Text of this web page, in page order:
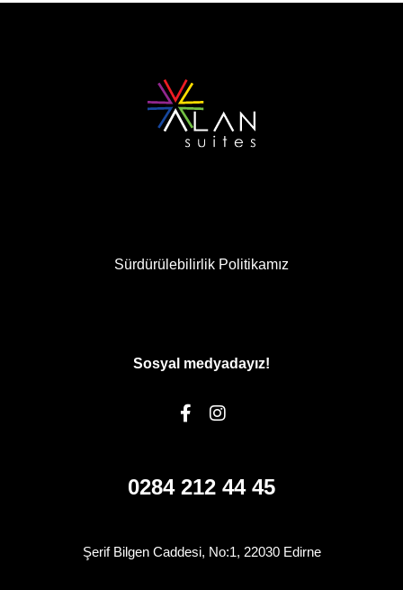
Sürdürülebilirlik Politikamız
Sosyal medyadayız!
0284 212 44 45
Şerif Bilgen Caddesi, No:1, 22030 Edirne